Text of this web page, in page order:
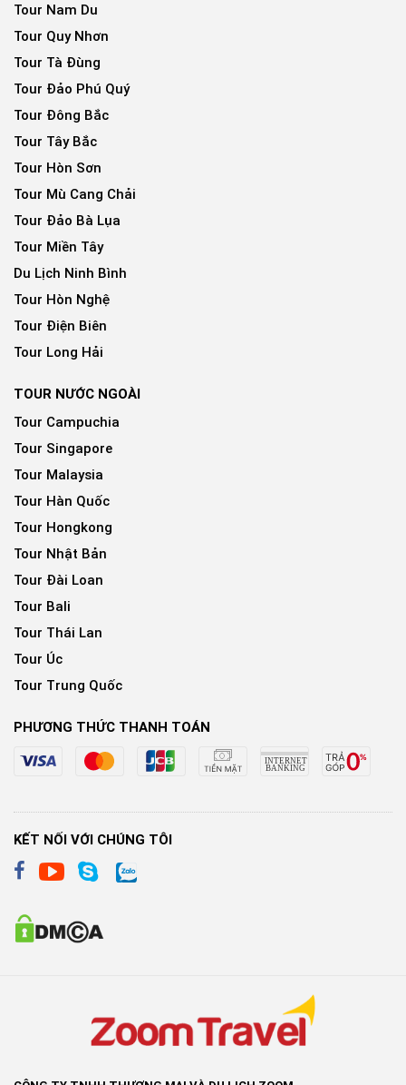
Tour Nam Du
Tour Quy Nhơn
Tour Tà Đùng
Tour Đảo Phú Quý
Tour Đông Bắc
Tour Tây Bắc
Tour Hòn Sơn
Tour Mù Cang Chải
Tour Đảo Bà Lụa
Tour Miền Tây
Du Lịch Ninh Bình
Tour Hòn Nghệ
Tour Điện Biên
Tour Long Hải
TOUR NƯỚC NGOÀI
Tour Campuchia
Tour Singapore
Tour Malaysia
Tour Hàn Quốc
Tour Hongkong
Tour Nhật Bản
Tour Đài Loan
Tour Bali
Tour Thái Lan
Tour Úc
Tour Trung Quốc
PHƯƠNG THỨC THANH TOÁN
KẾT NỐI VỚI CHÚNG TÔI